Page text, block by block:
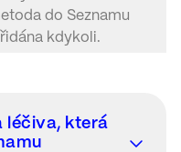
do Seznamu
kdykoli.
léčiva, která